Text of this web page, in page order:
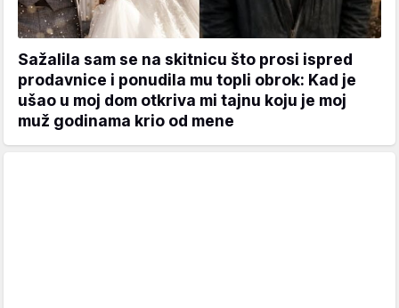
Sažalila sam se na skitnicu što prosi ispred
prodavnice i ponudila mu topli obrok: Kad je
ušao u moj dom otkriva mi tajnu koju je moj
muž godinama krio od mene